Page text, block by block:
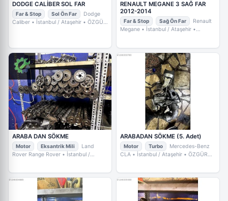
DODGE CALİBER SOL FAR
Far & Stop Sol Ön Far
Dodge
Caliber • İstanbul / Ataşehir • ÖZGÜR
RENAULT MEGANE 3 SAĞ FAR
2012-2014
Far & Stop Sağ Ön Far
Renault
Megane • İstanbul / Ataşehir •
ARABA DAN SÖKME
Motor Eksantrik Mili
Land
Rover Range Rover • İstanbul /
ARABADAN SÖKME (5. Adet)
Motor Turbo
Mercedes-Benz
CLA • İstanbul / Ataşehir • ÖZGÜR